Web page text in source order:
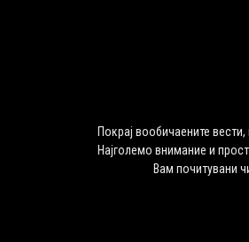
Покрај вообичаените
Најголемо внимание и
Вам почитувани